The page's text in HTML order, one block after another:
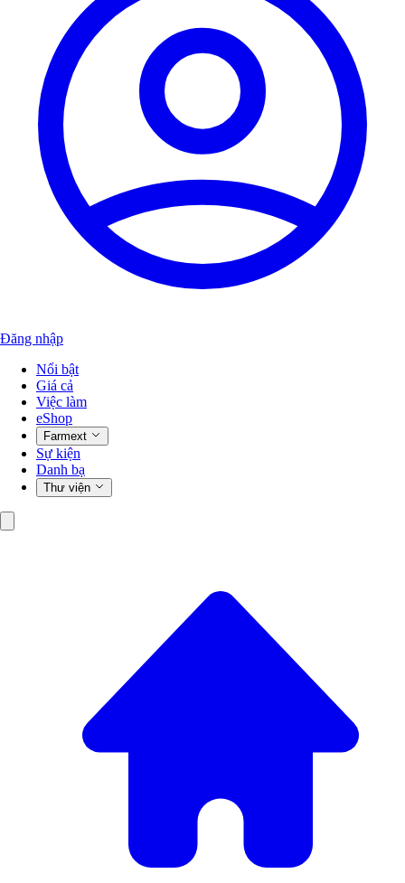
Đăng nhập
Nổi bật
Giá cả
Việc làm
eShop
Farmext
Sự kiện
Danh bạ
Thư viện